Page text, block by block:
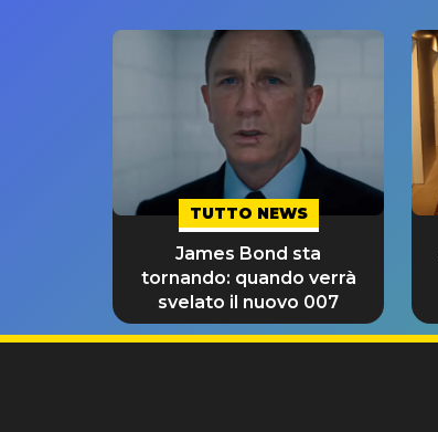
TUTTO NEWS
James Bond sta
tornando: quando verrà
svelato il nuovo 007